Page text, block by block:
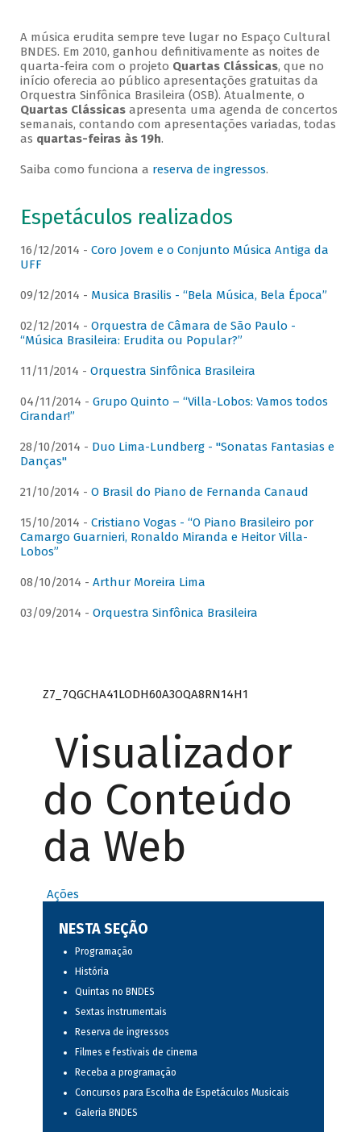
A música erudita sempre teve lugar no Espaço Cultural
BNDES. Em 2010, ganhou definitivamente as noites de
quarta-feira com o projeto Quartas Clássicas, que no
início oferecia ao público apresentações gratuitas da
Orquestra Sinfônica Brasileira (OSB). Atualmente, o
Quartas Clássicasapresenta uma agenda de concertos
semanais, contando com apresentações variadas, todas
as quartas-feiras às 19h.
Saiba como funciona a reserva de ingressos.
Espetáculos realizados
16/12/2014 - Coro Jovem e o Conjunto Música Antiga da
UFF
09/12/2014 - Musica Brasilis - “Bela Música, Bela Época”
02/12/2014 - Orquestra de Câmara de São Paulo -
“Música Brasileira: Erudita ou Popular?”
11/11/2014 - Orquestra Sinfônica Brasileira
04/11/2014 - Grupo Quinto – “Villa-Lobos: Vamos todos
Cirandar!”
28/10/2014 - Duo Lima-Lundberg - "Sonatas Fantasias e
Danças"
21/10/2014 - O Brasil do Piano de Fernanda Canaud
15/10/2014 - Cristiano Vogas - “O Piano Brasileiro por
Camargo Guarnieri, Ronaldo Miranda e Heitor Villa-
Lobos”
08/10/2014 - Arthur Moreira Lima
03/09/2014 - Orquestra Sinfônica Brasileira
Z7_7QGCHA41LODH60A3OQA8RN14H1
Visualizador
do Conteúdo
da Web
Ações
NESTA SEÇÃO
Programação
História
Quintas no BNDES
Sextas instrumentais
Reserva de ingressos
Filmes e festivais de cinema
Receba a programação
Concursos para Escolha de Espetáculos Musicais
Galeria BNDES